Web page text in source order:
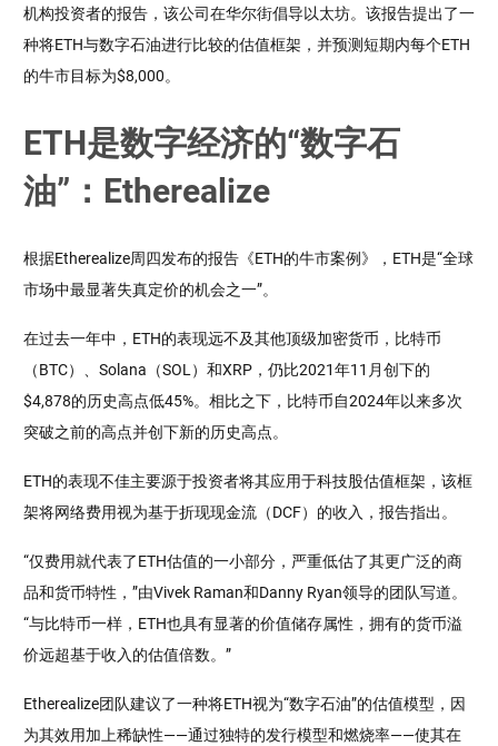
机构投资者的报告，该公司在华尔街倡导以太坊。该报告提出了一
种将ETH与数字石油进行比较的估值框架，并预测短期内每个ETH
的牛市目标为$8,000。
ETH是数字经济的“数字石
油”：Etherealize
根据Etherealize周四发布的报告《ETH的牛市案例》，ETH是“全球
市场中最显著失真定价的机会之一”。
在过去一年中，ETH的表现远不及其他顶级加密货币，比特币
（BTC）、Solana（SOL）和XRP，仍比2021年11月创下的
$4,878的历史高点低45%。相比之下，比特币自2024年以来多次
突破之前的高点并创下新的历史高点。
ETH的表现不佳主要源于投资者将其应用于科技股估值框架，该框
架将网络费用视为基于折现现金流（DCF）的收入，报告指出。
“仅费用就代表了ETH估值的一小部分，严重低估了其更广泛的商
品和货币特性，”由Vivek Raman和Danny Ryan领导的团队写道。
“与比特币一样，ETH也具有显著的价值储存属性，拥有的货币溢
价远超基于收入的估值倍数。”
Etherealize团队建议了一种将ETH视为“数字石油”的估值模型，因
为其效用加上稀缺性——通过独特的发行模型和燃烧率——使其在